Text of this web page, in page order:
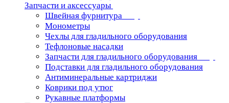
Запчасти и аксессуары
Швейная фурнитура
Монометры
Чехлы для гладильного оборудования
Тефлоновые насадки
Запчасти для гладильного оборудования
Подставки для гладильного оборудования
Антиминеральные картриджи
Коврики под утюг
Рукавные платформы